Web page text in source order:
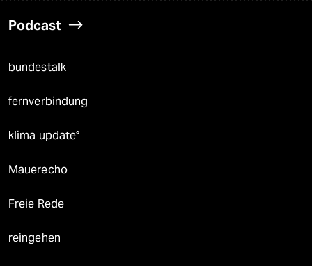
Podcast
bundestalk
fernverbindung
klima update°
Mauerecho
Freie Rede
reingehen